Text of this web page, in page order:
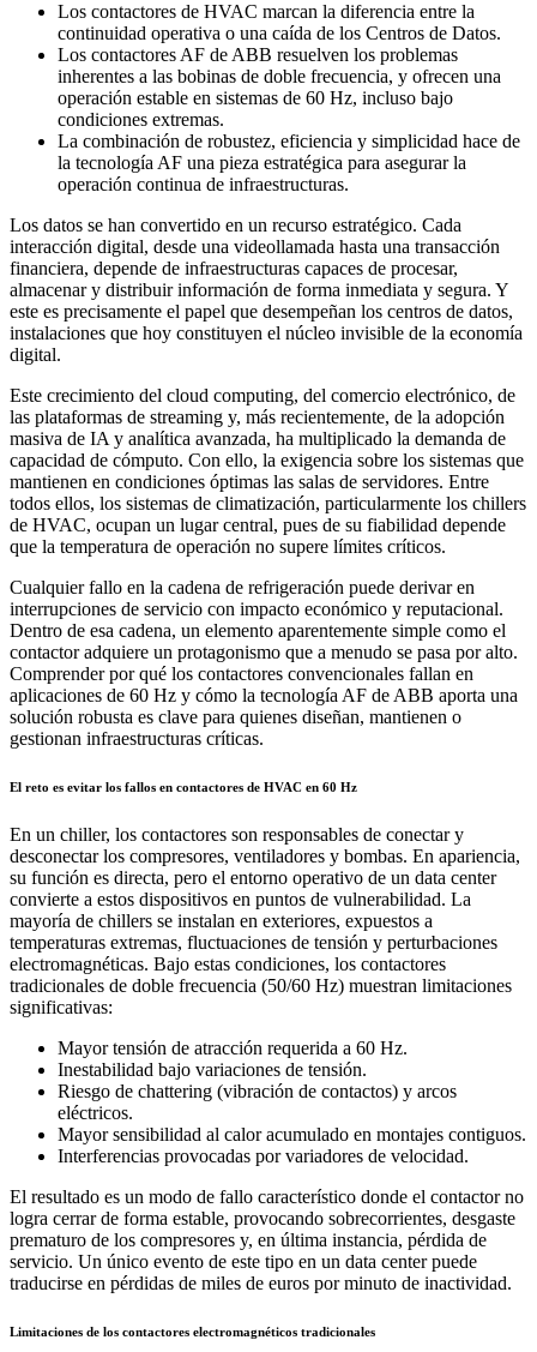
Los contactores de HVAC marcan la diferencia entre la
continuidad operativa o una caída de los Centros de Datos.
Los contactores AF de ABB resuelven los problemas
inherentes a las bobinas de doble frecuencia, y ofrecen una
operación estable en sistemas de 60 Hz, incluso bajo
condiciones extremas.
La combinación de robustez, eficiencia y simplicidad hace de
la tecnología AF una pieza estratégica para asegurar la
operación continua de infraestructuras.
Los datos se han convertido en un recurso estratégico. Cada
interacción digital, desde una videollamada hasta una transacción
financiera, depende de infraestructuras capaces de procesar,
almacenar y distribuir información de forma inmediata y segura. Y
este es precisamente el papel que desempeñan los centros de datos,
instalaciones que hoy constituyen el núcleo invisible de la economía
digital.
Este crecimiento del cloud computing, del comercio electrónico, de
las plataformas de streaming y, más recientemente, de la adopción
masiva de IA y analítica avanzada, ha multiplicado la demanda de
capacidad de cómputo. Con ello, la exigencia sobre los sistemas que
mantienen en condiciones óptimas las salas de servidores. Entre
todos ellos, los sistemas de climatización, particularmente los chillers
de HVAC, ocupan un lugar central, pues de su fiabilidad depende
que la temperatura de operación no supere límites críticos.
Cualquier fallo en la cadena de refrigeración puede derivar en
interrupciones de servicio con impacto económico y reputacional.
Dentro de esa cadena, un elemento aparentemente simple como el
contactor adquiere un protagonismo que a menudo se pasa por alto.
Comprender por qué los contactores convencionales fallan en
aplicaciones de 60 Hz y cómo la tecnología AF de ABB aporta una
solución robusta es clave para quienes diseñan, mantienen o
gestionan infraestructuras críticas.
El reto es evitar los fallos en contactores de HVAC en 60 Hz
En un chiller, los contactores son responsables de conectar y
desconectar los compresores, ventiladores y bombas. En apariencia,
su función es directa, pero el entorno operativo de un data center
convierte a estos dispositivos en puntos de vulnerabilidad. La
mayoría de chillers se instalan en exteriores, expuestos a
temperaturas extremas, fluctuaciones de tensión y perturbaciones
electromagnéticas. Bajo estas condiciones, los contactores
tradicionales de doble frecuencia (50/60 Hz) muestran limitaciones
significativas:
Mayor tensión de atracción requerida a 60 Hz.
Inestabilidad bajo variaciones de tensión.
Riesgo de chattering (vibración de contactos) y arcos
eléctricos.
Mayor sensibilidad al calor acumulado en montajes contiguos.
Interferencias provocadas por variadores de velocidad.
El resultado es un modo de fallo característico donde el contactor no
logra cerrar de forma estable, provocando sobrecorrientes, desgaste
prematuro de los compresores y, en última instancia, pérdida de
servicio. Un único evento de este tipo en un data center puede
traducirse en pérdidas de miles de euros por minuto de inactividad.
Limitaciones de los contactores electromagnéticos tradicionales